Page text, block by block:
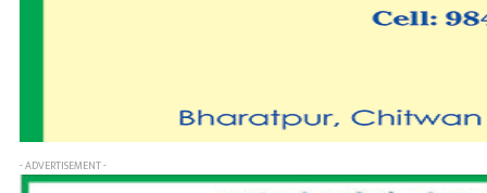
- ADVERTISEMENT -